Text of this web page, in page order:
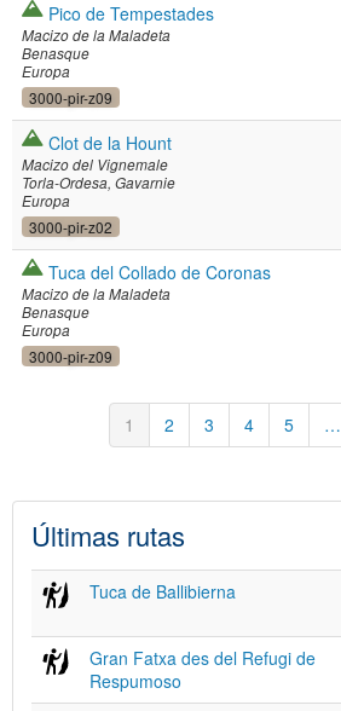
Pico de Tempestades
Macizo de la Maladeta
Benasque
Europa
3000-pir-z09
Clot de la Hount
Macizo del Vignemale
Torla-Ordesa Gavarnie
Europa
3000-pir-z02
Tuca del Collado de Coronas
Macizo de la Maladeta
Benasque
Europa
3000-pir-z09
Paginación
Página
actual
1 Página
2 Página
3 Página
4 Página
5 …
Últimas rutas
Tuca de Ballibierna
Gran Fatxa des del Refugi de
Respumoso